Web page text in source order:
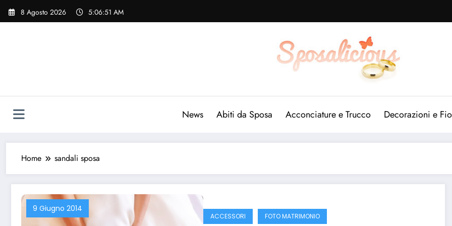
Vai
8 Agosto 2026 5:06:52 AM
News Abiti da Sposa Acconciature e Trucco Decorazioni e
Home sandali sposa
9 Giugno 2014
ACCESSORI FOTO MATRIMONIO